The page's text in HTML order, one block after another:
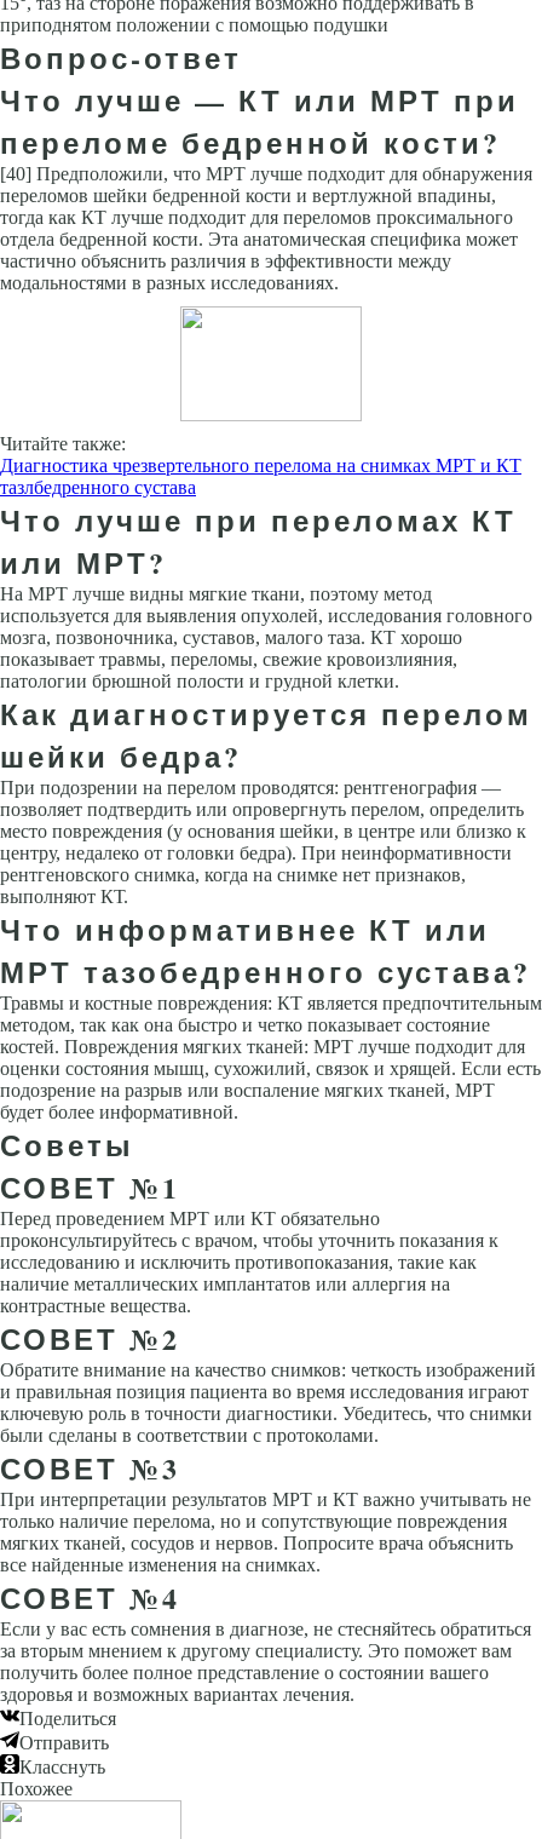
приподнятом положении с помощью подушки
Вопрос-ответ
Что лучше — КТ или МРТ при
переломе бедренной кости?
[40] Предположили, что МРТ лучше подходит для обнаружения
переломов шейки бедренной кости и вертлужной впадины,
тогда как КТ лучше подходит для переломов проксимального
отдела бедренной кости. Эта анатомическая специфика может
частично объяснить различия в эффективности между
модальностями в разных исследованиях.
Читайте также:
Диагностика чрезвертельного перелома на снимках МРТ и КТ
тазлбедренного сустава
Что лучше при переломах КТ
или МРТ?
На МРТ лучше видны мягкие ткани, поэтому метод
используется для выявления опухолей, исследования головного
мозга, позвоночника, суставов, малого таза. КТ хорошо
показывает травмы, переломы, свежие кровоизлияния,
патологии брюшной полости и грудной клетки.
Как диагностируется перелом
шейки бедра?
При подозрении на перелом проводятся: рентгенография —
позволяет подтвердить или опровергнуть перелом, определить
место повреждения (у основания шейки, в центре или близко к
центру, недалеко от головки бедра). При неинформативности
рентгеновского снимка, когда на снимке нет признаков,
выполняют КТ.
Что информативнее КТ или
МРТ тазобедренного сустава?
Травмы и костные повреждения: КТ является предпочтительным
методом, так как она быстро и четко показывает состояние
костей. Повреждения мягких тканей: МРТ лучше подходит для
оценки состояния мышц, сухожилий, связок и хрящей. Если есть
подозрение на разрыв или воспаление мягких тканей, МРТ
будет более информативной.
Советы
СОВЕТ №1
Перед проведением МРТ или КТ обязательно
проконсультируйтесь с врачом, чтобы уточнить показания к
исследованию и исключить противопоказания, такие как
наличие металлических имплантатов или аллергия на
контрастные вещества.
СОВЕТ №2
Обратите внимание на качество снимков: четкость изображений
и правильная позиция пациента во время исследования играют
ключевую роль в точности диагностики. Убедитесь, что снимки
были сделаны в соответствии с протоколами.
СОВЕТ №3
При интерпретации результатов МРТ и КТ важно учитывать не
только наличие перелома, но и сопутствующие повреждения
мягких тканей, сосудов и нервов. Попросите врача объяснить
все найденные изменения на снимках.
СОВЕТ №4
Если у вас есть сомнения в диагнозе, не стесняйтесь обратиться
за вторым мнением к другому специалисту. Это поможет вам
получить более полное представление о состоянии вашего
здоровья и возможных вариантах лечения.
Поделиться
Отправить
Класснуть
Похожее